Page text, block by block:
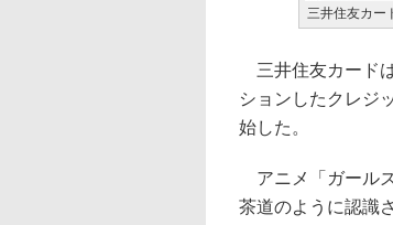
三井住友カー
三井住友カード
ションしたクレジ
始した。
アニメ「ガール
茶道のように認識